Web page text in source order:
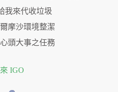
我來代收垃圾
摩沙環境整潔
頭大事之任務
IGO